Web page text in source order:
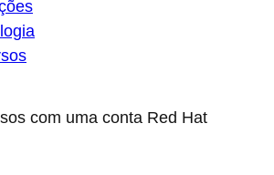
com uma conta Red Hat